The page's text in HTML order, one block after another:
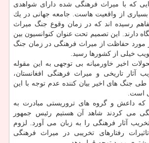
كه با میراث فرهنگی شده دارای شواهدی
از واقعیت هاست. جامعه جهانی در یك
رسیده اند كه در زمان وقوع جنگ میراث
دارند. این تصمیم تحت عنوان كنوانسیون بین
1954 لاهه در مورد حفاظت از میراث فرهنگی در زمان جنگ
خیلی از كشورها رسید.
اخیر خاورمیانه بی توجهی به این مقوله
آثار تاریخی و میراث فرهنگی افغانستان،
جنگ های اخیر بیان كننده عدم توجه با این
است.
كه داعش و گروه های تروریستی مبادرت به
می كردند شاهد آن هستیم رئیس جمهور
تخریب آثار فرهنگی را به زبان می آورد. لزوم
رفتارهای تخریبی در میراث فرهنگی